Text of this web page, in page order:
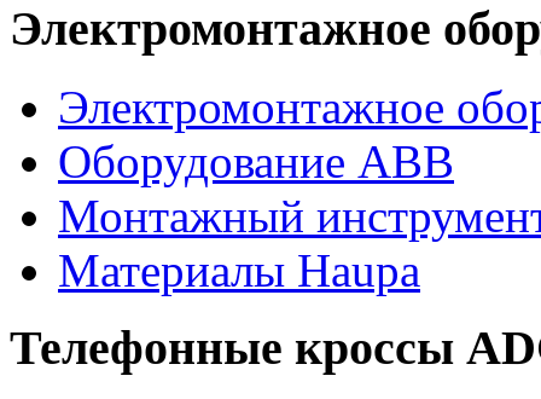
Электромонтажное
Электромонтажное
Оборудование ABB
Монтажный
Материалы Haupa
Телефонные кроссы